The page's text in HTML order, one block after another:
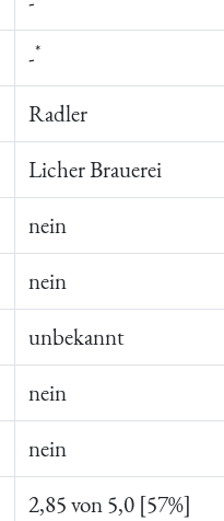
-*
Radler
Licher Brauerei
nein
nein
unbekannt
nein
nein
2,85 von 5,0 [57%]